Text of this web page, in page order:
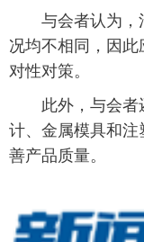
富媒体
新华电视中文
与会者认为，
况均不相同，因
对性对策。
此外，与会者
计、金属模具和
善产品质量。